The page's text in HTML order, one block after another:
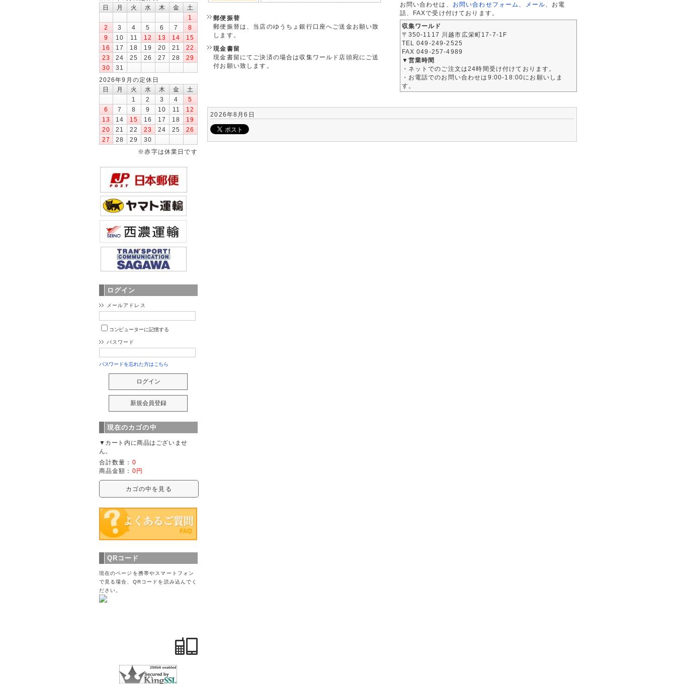
郵便振替
郵便振替は、当店のゆうちょ銀行口座へご送金お願い致
します。
現金書留
現金書留にてご決済の場合は収集ワールド店頭宛にご送
付お願い致します。
お問い合わせは、 お問い合わせフォーム メール 、お電
話、FAXで受け付けております。
収集ワールド
〒350-1117 川越市広栄町17-7-1F
TEL 049-249-2525
FAX 049-257-4989
▼営業時間
・ネットでのご注文は24時間受け付けております。
・お電話でのお問い合わせは9:00-18:00にお願いしま
す。
2026年8月6日
日
月 火 水 木 金
土
1
2
3 4 5 6 7
8
9
10 11 12 13 14
15
16
17 18 19 20 21
22
23
24 25 26 27 28
29
30
31
2026年9月の定休日
日
月 火 水 木 金
土
1
2 3 4
5
6
7 8 9 10 11
12
13
14 15 16 17 18
19
20
21 22 23 24 25
26
27
28 29
30
※赤字は休業日です
ログイン
メールアドレス
コンピューターに記憶する
パスワード
パスワードを忘れた方はこちら
現在のカゴの中
▼カート内に商品はございませ
ん。
合計数量： 0
商品金額： 0円
カゴの中を見る
QRコード
現在のページを携帯やスマートフォン
で見る場合、QRコードを読み込んでく
ださい。